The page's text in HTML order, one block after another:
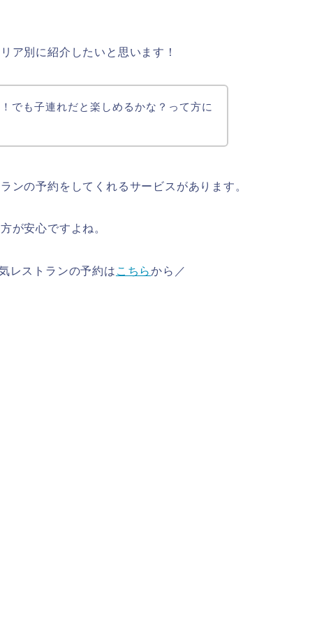
ア別に紹介したいと思います！
でも子連れだと楽しめるかな？って方に
ンの予約をしてくれるサービスがあります。
が安心ですよね。
レストランの予約は こちらから／